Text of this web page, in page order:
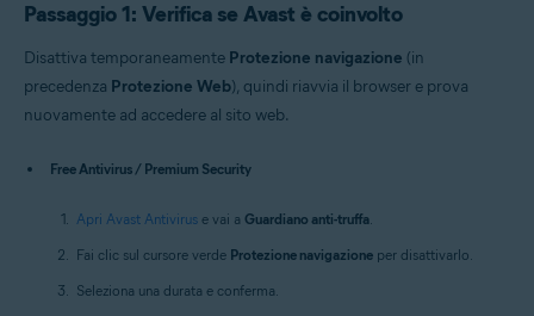
Passaggio 1: Verifica se Avast è coinvolto
Disattiva temporaneamente Protezione navigazione (in
precedenza Protezione Web), quindi riavvia il browser e prova
nuovamente ad accedere al sito web.
Free Antivirus / Premium Security
Apri Avast Antivirus e vai a Guardiano anti-truffa.
Fai clic sul cursore verde Protezione navigazione per disattivarlo.
Seleziona una durata e conferma.